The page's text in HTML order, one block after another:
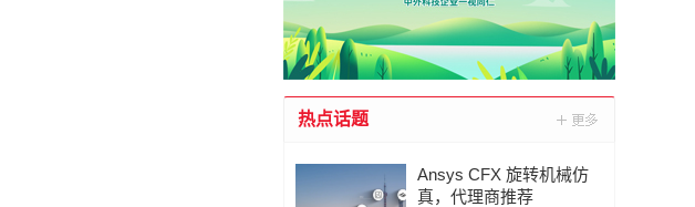
热点话题
Ansys CFX 旋转机械仿
真，代理商推荐